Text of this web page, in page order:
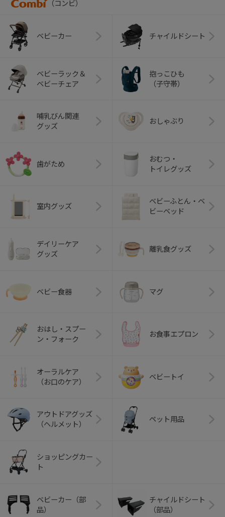
（コンビ）
ベビーカー チャイルドシート
ベビーラック＆
ベビーチェア
抱っこひも
（子守帯）
哺乳びん関連
グッズ
おしゃぶり
歯がため
おむつ・
トイレグッズ
室内グッズ
ベビーふとん・ベ
ビーベッド
デイリーケア
グッズ
離乳食グッズ
ベビー食器 マグ
おはし・スプー
ン・フォーク
お食事エプロン
オーラルケア
（お口のケア）
ベビートイ
アウトドアグッズ
（ヘルメット）
ペット用品
ショッピングカー
ト
ベビーカー（部
品）
チャイルドシート
（部品）